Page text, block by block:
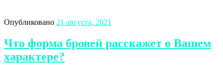
Опубликовано 21 августа, 2021
Что форма бровей расскажет о Вашем
характере?